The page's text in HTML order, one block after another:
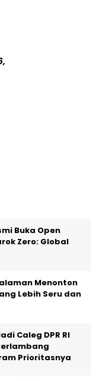
Buka Open
Zero: Global
Menonton
Lebih Seru dan
Caleg DPR RI
Prioritasnya